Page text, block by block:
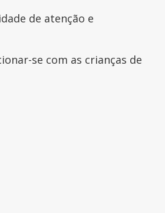
de atenção e
se com as crianças de